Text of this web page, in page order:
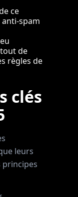
ce
spam
de
règles de
clés
leurs
principes